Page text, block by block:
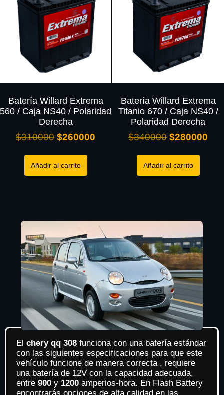
Batería Willard Extrema
560 / Caja NS40 / Polaridad
Derecha
$310000 $260000
Añadir al carrito
Batería Willard Extrema
Titanio 670 / Caja NS40 /
Polaridad Derecha
$340000 $280000
Añadir al carrito
El chery qq 308 funciona con una batería estándar
con las siguientes especificaciones para que este
vehículo funcione de manera correcta , requiere
una batería de 12V con la capacidad adecuada,
entre 900 y 1200 amperios-hora. En Flash Battery